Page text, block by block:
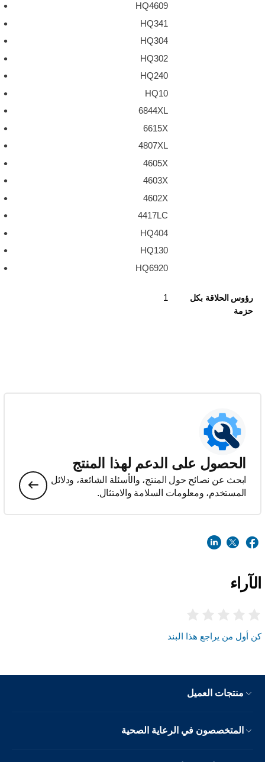
HQ4609
HQ341
HQ304
HQ302
HQ240
HQ10
6844XL
6615X
4807XL
4605X
4603X
4602X
4417LC
HQ404
HQ130
HQ6920
رؤوس الحلاقة بكل
حزمة
1
الحصول على الدعم لهذا المنتج
ابحث عن نصائح حول المنتج، والأسئلة الشائعة، ودلائل
المستخدم، ومعلومات السلامة والامتثال.
الآراء
كن أول من يراجع هذا البند
منتجات العميل
المتخصصون في الرعاية الصحية